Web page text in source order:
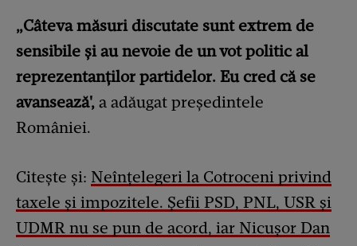
„Câteva măsuri discutate sunt extrem de
sensibile şi au nevoie de un vot politic al
reprezentanţilor partidelor. Eu cred că se
avansează', a adăugat președintele
României.
Citește și: Neînțelegeri la Cotroceni privind
taxele și impozitele. Șefii PSD, PNL, USR și
UDMR nu se pun de acord, iar Nicușor Dan